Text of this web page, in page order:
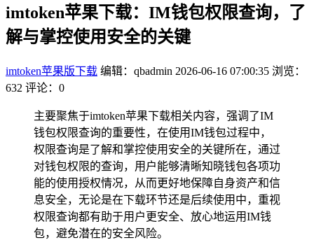
imtoken苹果下载：IM钱包权限查询，了
解与掌控使用安全的关键
imtoken苹果版下载 编辑：qbadmin 2026-06-16 07:00:35 浏览：
632 评论：0
主要聚焦于imtoken苹果下载相关内容，强调了IM
钱包权限查询的重要性，在使用IM钱包过程中，
权限查询是了解和掌控使用安全的关键所在，通过
对钱包权限的查询，用户能够清晰知晓钱包各项功
能的使用授权情况，从而更好地保障自身资产和信
息安全，无论是在下载环节还是后续使用中，重视
权限查询都有助于用户更安全、放心地运用IM钱
包，避免潜在的安全风险。